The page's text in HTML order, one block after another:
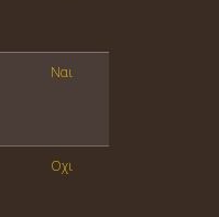
Ναι
Οχι